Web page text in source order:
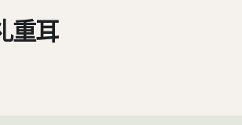
重耳